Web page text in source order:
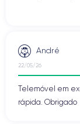
André
22/05/26
Telemóvel em
rápida. Obrigado